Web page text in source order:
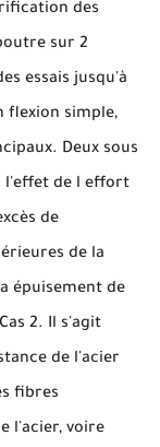
des
sur 2
essais jusqu'à
flexion simple,
Deux sous
l'effet de l effort
de
de la
épuisement de
2. Il s'agit
de l'acier
fibres
l'acier, voire